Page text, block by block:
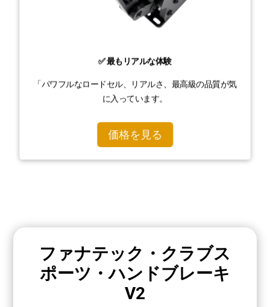
✅ 最もリアルな体験
「パワフルなロードセル、リアルさ、最高級の品質が気
に入っています。
価格を見る
ファナテック・クラブス
ポーツ・ハンドブレーキ
V2